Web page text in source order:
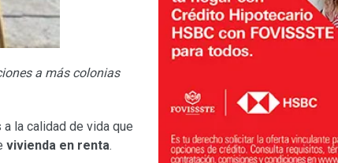
a más colonias
la calidad de vida que
vivienda en renta.